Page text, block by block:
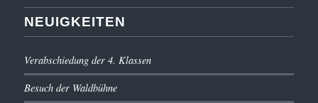
NEUIGKEITEN
Verabschiedung der 4. Klassen
Besuch der Waldbühne